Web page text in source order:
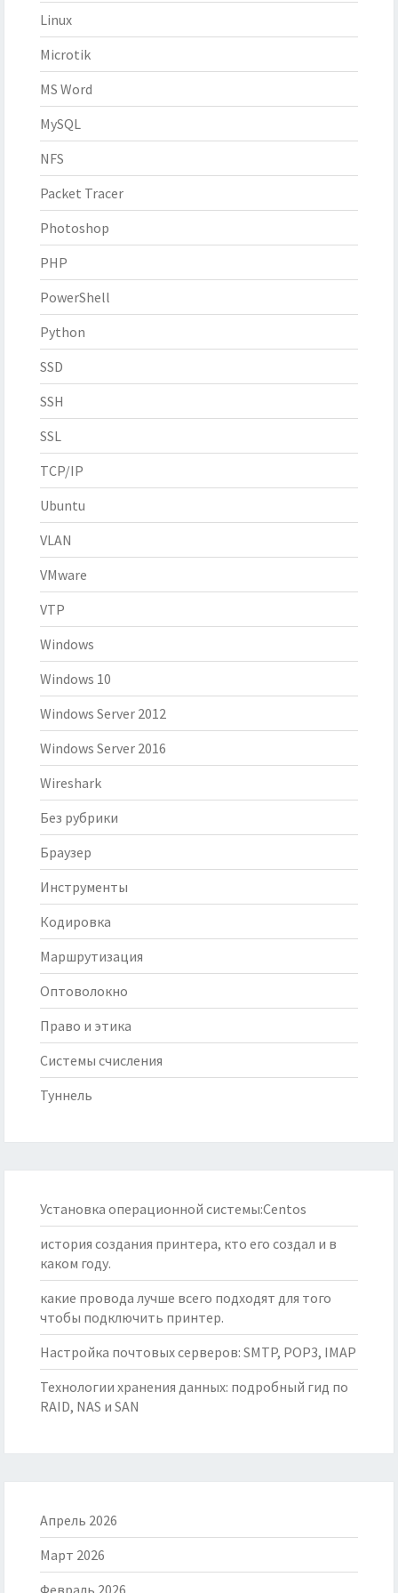
Linux
Microtik
MS Word
MySQL
NFS
Packet Tracer
Photoshop
PHP
PowerShell
Python
SSD
SSH
SSL
TCP/IP
Ubuntu
VLAN
VMware
VTP
Windows
Windows 10
Windows Server 2012
Windows Server 2016
Wireshark
Без рубрики
Браузер
Инструменты
Кодировка
Маршрутизация
Оптоволокно
Право и этика
Системы счисления
Туннель
Установка операционной системы:Centos
история создания принтера, кто его создал и в
каком году.
какие провода лучше всего подходят для того
чтобы подключить принтер.
Настройка почтовых серверов: SMTP, POP3, IMAP
Технологии хранения данных: подробный гид по
RAID, NAS и SAN
Апрель 2026
Март 2026
Февраль 2026